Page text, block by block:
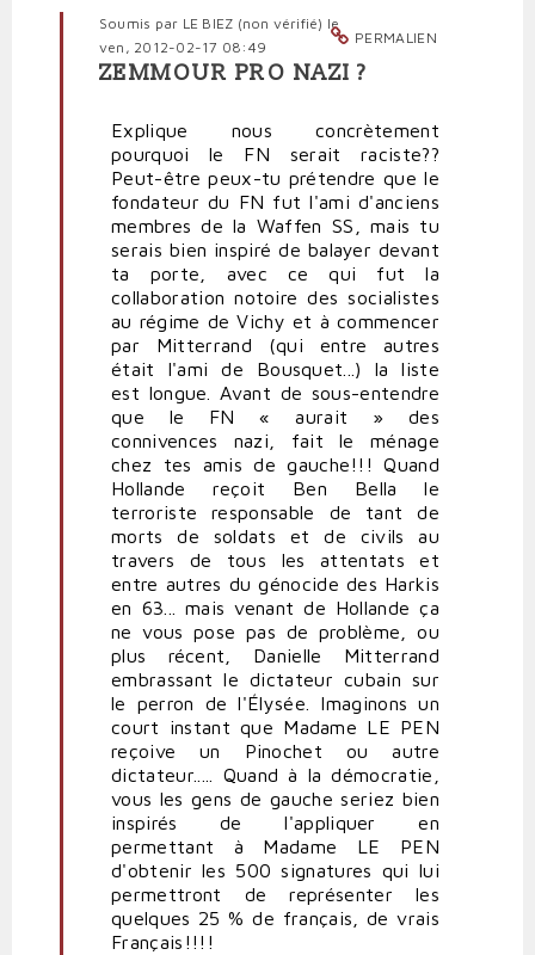
Quidam
(non
vérifié)
PERMALIEN
Soumis par LE BIEZ (non vérifié) le
ven, 2012-02-17 08:49
En
Zemmour
pro-
nazi?
par
Quidam
(non
vérifié)
ZEMMOUR PRO NAZI ?
Explique nous concrètement
pourquoi le FN serait raciste??
Peut-être peux-tu prétendre que le
fondateur du FN fut l'ami d'anciens
membres de la Waffen SS, mais tu
serais bien inspiré de balayer devant
ta porte, avec ce qui fut la
collaboration notoire des socialistes
au régime de Vichy et à commencer
par Mitterrand (qui entre autres
était l'ami de Bousquet...) la liste
est longue. Avant de sous-entendre
que le FN « aurait » des
connivences nazi, fait le ménage
chez tes amis de gauche!!! Quand
Hollande reçoit Ben Bella le
terroriste responsable de tant de
morts de soldats et de civils au
travers de tous les attentats et
entre autres du génocide des Harkis
en 63... mais venant de Hollande ça
ne vous pose pas de problème, ou
plus récent, Danielle Mitterrand
embrassant le dictateur cubain sur
le perron de l'Élysée. Imaginons un
court instant que Madame LE PEN
reçoive un Pinochet ou autre
dictateur..... Quand à la démocratie,
vous les gens de gauche seriez bien
inspirés de l'appliquer en
permettant à Madame LE PEN
d'obtenir les 500 signatures qui lui
permettront de représenter les
quelques 25 % de français, de vrais
Français!!!!